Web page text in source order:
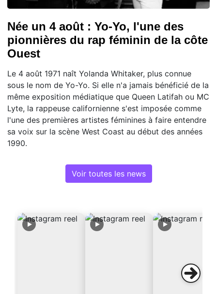
Née un 4 août : Yo-Yo, l'une des
pionnières du rap féminin de la côte
Ouest
Le 4 août 1971 naît Yolanda Whitaker, plus connue
sous le nom de Yo-Yo. Si elle n'a jamais bénéficié de la
même exposition médiatique que Queen Latifah ou MC
Lyte, la rappeuse californienne s'est imposée comme
l'une des premières artistes féminines à faire entendre
sa voix sur la scène West Coast au début des années
1990.
Voir toutes les news